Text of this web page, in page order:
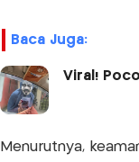
Baca Juga:
Viral!
Menurutnya,